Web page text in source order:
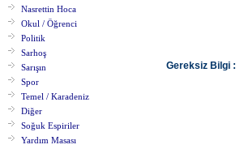
Nasrettin Hoca
Okul / Öğrenci
Politik
Sarhoş
Sarışın
Spor
Temel / Karadeniz
Diğer
Soğuk Espiriler
Yardım Masası
Gereksiz Bilgi :